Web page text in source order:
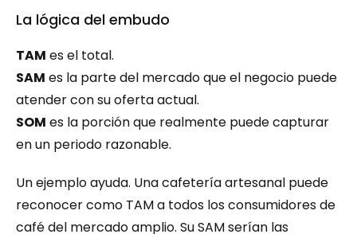
La lógica del embudo
TAM es el total.
SAM es la parte del mercado que el negocio puede
atender con su oferta actual.
SOM es la porción que realmente puede capturar
en un periodo razonable.
Un ejemplo ayuda. Una cafetería artesanal puede
reconocer como TAM a todos los consumidores de
café del mercado amplio. Su SAM serían las